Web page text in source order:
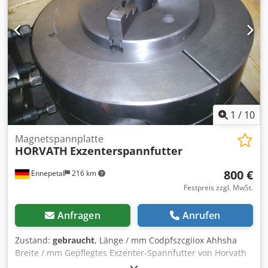
BESICHTIGUNGSTERMIN! Unter Vorbehalt Dieses Los wird
unter Vorbehalt versteigert. Nach Abschluss der Auktion
teilt der Verkäufer innerhalb von 2 Wochen mit, ob das
Höchstgebot akzeptiert wird oder nicht. Wir werden dich
zeitnah informieren.
1 / 10
Ennepetal 216 km
Magnetspannplatte
HORVATH Exzenterspannfutter
800 €
Festpreis zzgl. MwSt.
Anfragen Anrufen
Zustand: gebraucht, Länge / mm Codpfszcgiiox Ahhsha
Breite / mm Gepflegtes Exzenter-Spannfutter von Horvath
mit einem Durchmesser von 200 mm. Zustand: Neuwertig